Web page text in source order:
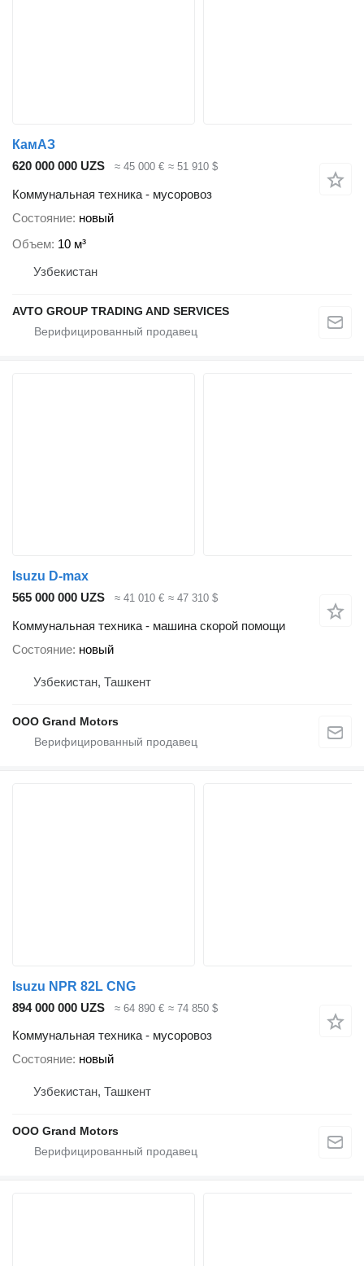
КамАЗ
620 000 000 UZS
≈ 45 000 € ≈ 51 910 $
Коммунальная техника - мусоровоз
Состояние новый
Объем 10 м³
Узбекистан
AVTO GROUP TRADING AND SERVICES
Isuzu D-max
565 000 000 UZS
≈ 41 010 € ≈ 47 310 $
Коммунальная техника - машина скорой помощи
Состояние новый
Узбекистан, Ташкент
OOO Grand Motors
Isuzu NPR 82L CNG
894 000 000 UZS
≈ 64 890 € ≈ 74 850 $
Коммунальная техника - мусоровоз
Состояние новый
Узбекистан, Ташкент
OOO Grand Motors